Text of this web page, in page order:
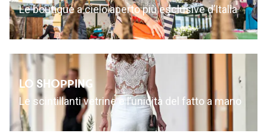
Le boutique a cielo aperto più esclusive d’Italia
LO SHOPPING
Le scintillanti vetrine e l’unicità del fatto a mano